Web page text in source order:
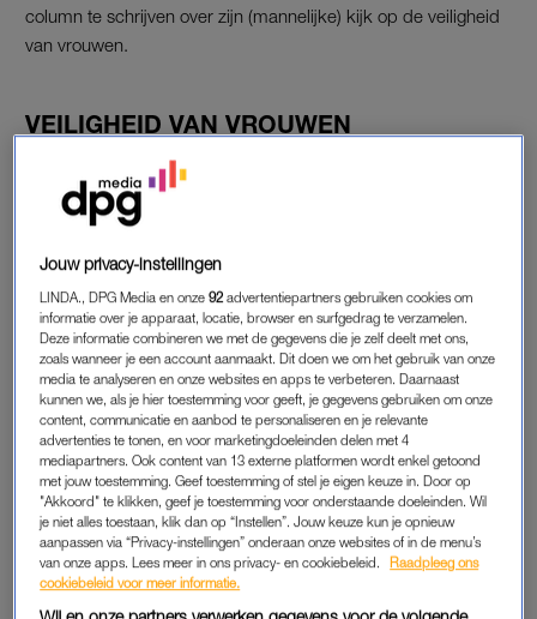
column te schrijven over zijn (mannelijke) kijk op de veiligheid
van vrouwen.
VEILIGHEID VAN VROUWEN
“Ik ben in het verleden wel eens beticht van
Mansplainingbetekent dat… Zodra je het herkent, zie je het
overal terug. Wij, mannen, dachten – denken – dat
The Rolling Stones tot Lionel Messi of Cristiano Ronaldo:
zonder enige ervaring in het vak, pretenderen we al
decennialang te weten wat de waarheid achter het gevoel van
een ander is. We hebben in kroegen gediscussieerd of ‘Katja
Schuurman nog wel écht lekker was’, ons niet bewust van
onze eigen groeiende bierbuik en kalende kruinen.
Maar nog nooit ben ik door mijn mannelijke vrienden
gemansplainedover de veiligheid van vrouwen. Niet omdat al
mijn mannelijke vrienden klootzakken zijn. Ze stemmen niet
extreemrechts. Ze kijken geen video’s van Andrew Tate. Ze
hebben geen getroebleerde jeugd gehad zonder liefde en het
merendeel verkiest The Beatles boven The Rolling Stones: fijne
Jouw privacy-instellingen
LINDA., DPG Media en onze92 advertentiepartners gebruiken cookies om
informatie over je apparaat, locatie, browser en surfgedrag te verzamelen.
Deze informatie combineren we met de gegevens die je zelf deelt met ons,
zoals wanneer je een account aanmaakt. Dit doen we om het gebruik van onze
media te analyseren en onze websites en apps te verbeteren. Daarnaast
kunnen we, als je hier toestemming voor geeft, je gegevens gebruiken om onze
content, communicatie en aanbod te personaliseren en je relevante
advertenties te tonen, en voor marketingdoeleinden delen met 4
mediapartners. Ook content van 13 externe platformen wordt enkel getoond
met jouw toestemming. Geef toestemming of stel je eigen keuze in. Door op
"Akkoord" te klikken, geef je toestemming voor onderstaande doeleinden. Wil
je niet alles toestaan, klik dan op “Instellen”. Jouw keuze kun je opnieuw
aanpassen via “Privacy-instellingen” onderaan onze websites of in de menu’s
van onze apps. Lees meer in ons privacy- en cookiebeleid.
Raadpleeg ons
cookiebeleid voor meer informatie.